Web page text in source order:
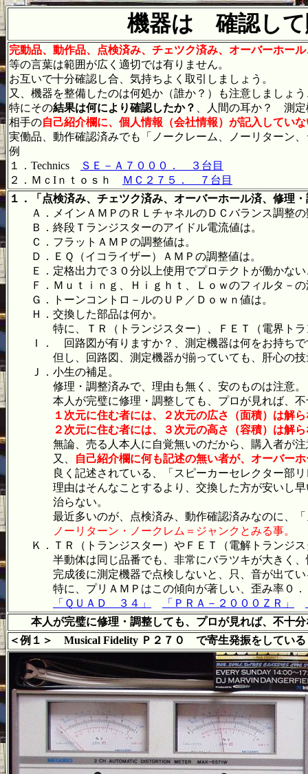
機器は 確認して
完動品、動作品、点検済み、チェツク済み、オーバーホー
等の言葉は範囲が広く適切では有りません。
お互いで十分確認し合、気持ちよく取引しましょう。
又、機器を整備したのは何処か（誰か？）も注意しましょ
特にその結果は何により確認したか？
、人間の耳か？ 測
相手の自己紹介欄に、個人情報（会社情報）が記入してい
実働品、動作確認済みでも「ノークレーム、ノーリターン
例
１．Technics
ＳＥ－Ａ７０００． ３台目
２．ＭｃIｎｔｏｓｈ
ＭＣ２７５． ７台目
１．「点検済み、チェツク済み、オーバーホール済、修理
Ａ．メインＡＭＰのＲＬチャネルのＤＣバランス調整の
Ｂ．終段Ｔランジスターのアイドル電流値は。
Ｃ．フラットＡＭＰの調整値は。
Ｄ．ＥＱ（イコライザー）ＡＭＰの調整値は。
Ｅ．定格出力で３０分以上使用でプロテクトが働かない
Ｆ．Ｍｕｔｉｎｇ、Ｈｉｇｈｔ、Ｌｏｗのフィルタ－の
Ｇ．トーンコントロ－ルのＵＰ／Ｄｏｗｎ値は。
Ｈ．交換した部品は何か。
特に、ＴＲ（トランジスター）、ＦＥＴ（電界トラン
Ｉ． 回路図が有りますか？、測定機器は何をお持ちで
但し、回路図、測定機器が揃っていても、肝心の技量
Ｊ．小生の補足。
修理・調整済みで、理由も無く、安のものは注意。
本人が完璧に修理・調整しても、プロが見れば、不
１次元に住む者には、２次元の広さ（面積）は解
２次元に住む者には、３次元の高さ（容積）は解ら
無論、売る人本人に自覚無いのだから、購入者が注
又、
自己紹介欄に何も記述の無い者が、オーバー
良く記述されている、「スピーカーセレクター部リレ
理由はそんなことするより、交換した方が安いし早い
治らない。
最近多いのが、点検済み、動作確認済みなのに、「ノ
ノーリターン・ノークレム＝ジャンクとみる事。
Ｋ．ＴＲ（トランジスター）やＦＥＴ（電解トランジス
半動体は同じ品番でも、非常にバラツキが大きく、性
完成後に測定機器で点検しないと、只、音が出てい
特に、プリＡＭＰはこの傾向が著しい、歪み率０．
「ＱＵＡＤ ３４」
「ＰＲＡ－２０００ＺＲ」
本人が完璧に修理・調整しても、プロが見れば、不十
＜例１＞ Musical Fidelity Ｐ２７０ で寄生発振をしている